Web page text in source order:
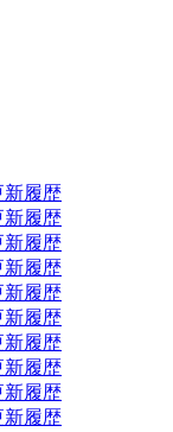
新履歴
新履歴
新履歴
新履歴
新履歴
新履歴
新履歴
新履歴
新履歴
新履歴